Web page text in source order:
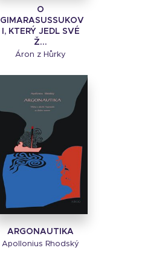
O
IGIMARASUSSUKOV
I, KTERÝ JEDL SVÉ
Ž...
Áron z Hůrky
ARGONAUTIKA
Apollonius Rhodský